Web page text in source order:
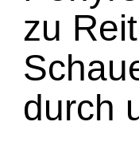
zu
durch